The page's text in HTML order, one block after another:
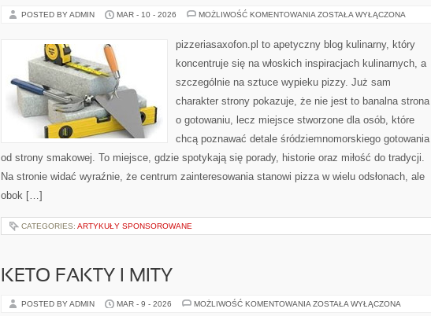
POSTED BY ADMIN MAR - 10 - 2026 MOŻLIWOŚĆ KOMENTOWANIA PIZZA
POWIETRZU
ZOSTAŁA WYŁĄCZONA
pizzeriasaxofon.pl to apetyczny blog kulinarny, który
koncentruje się na włoskich inspiracjach kulinarnych, a
szczególnie na sztuce wypieku pizzy. Już sam
charakter strony pokazuje, że nie jest to banalna strona
o gotowaniu, lecz miejsce stworzone dla osób, które
chcą poznawać detale śródziemnomorskiego gotowania
od strony smakowej. To miejsce, gdzie spotykają się porady, historie oraz miłość do tradycji.
Na stronie widać wyraźnie, że centrum zainteresowania stanowi pizza w wielu odsłonach, ale
obok […]
CATEGORIES: ARTYKUŁY SPONSOROWANE
KETO FAKTY I MITY
POSTED BY ADMIN MAR - 9 - 2026 MOŻLIWOŚĆ KOMENTOWANIA KETO
ZOSTAŁA WYŁĄCZONA